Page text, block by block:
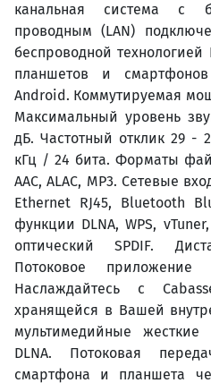
канальная система c
проводным (LAN)
беспроводной
планшетов и
Android. Коммутируемая
Максимальный уровень
дБ. Частотный отклик 29 -
кГц / 24 бита. Форматы
AAC, ALAC, MP3. Сетевые
Ethernet RJ45, Bluetooth
функции DLNA, WPS,
оптический SPDIF.
Потоковое
Наслаждайтесь с
хранящейся в Вашей
мультимедийные
DLNA. Потоковая
смартфона и планшета